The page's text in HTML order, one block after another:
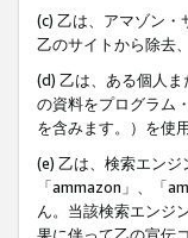
(c) 乙は、アマゾン
乙のサイトから除去
(d) 乙は、ある個人
の資料をプログラム
を含みます。）を使
(e) 乙は、検索エン
「ammazon」、「
ん。当該検索エンジ
果に伴って乙の宣伝